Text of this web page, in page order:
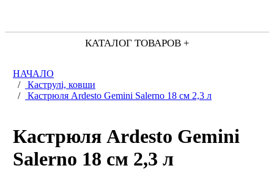
КАТАЛОГ ТОВАРОВ +
НАЧАЛО
/
Каструлі, ковши
/
Кастрюля Ardesto Gemini Salerno 18 см 2,3 л
Кастрюля Ardesto Gemini
Salerno 18 см 2,3 л